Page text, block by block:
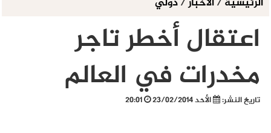
اعتقال أخطر تاجر
مخدرات في العالم
تاريخ النشر: الأحد 23/02/2014